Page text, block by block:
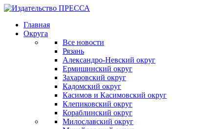
Главная
Округа
Все новости
Рязань
Александро-Невский округ
Ермишинский округ
Захаровский округ
Кадомский округ
Касимов и Касимовский округ
Клепиковский округ
Кораблинский округ
Милославский округ